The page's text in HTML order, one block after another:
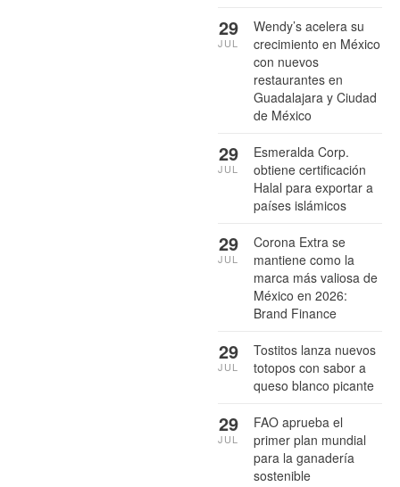
Wendy’s acelera su
crecimiento en México
con nuevos
restaurantes en
Guadalajara y Ciudad
de México
29
JUL
Esmeralda Corp.
obtiene certificación
Halal para exportar a
países islámicos
29
JUL
Corona Extra se
mantiene como la
marca más valiosa de
México en 2026:
Brand Finance
29
JUL
Tostitos lanza nuevos
totopos con sabor a
queso blanco picante
29
JUL
FAO aprueba el
primer plan mundial
para la ganadería
sostenible
29
JUL